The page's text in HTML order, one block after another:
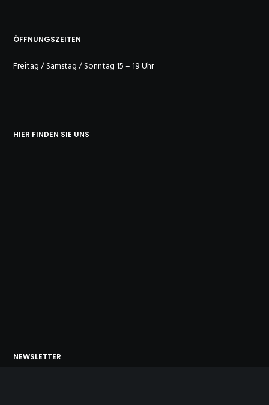
ÖFFNUNGSZEITEN
Freitag / Samstag / Sonntag 15 – 19 Uhr
HIER FINDEN SIE UNS
NEWSLETTER